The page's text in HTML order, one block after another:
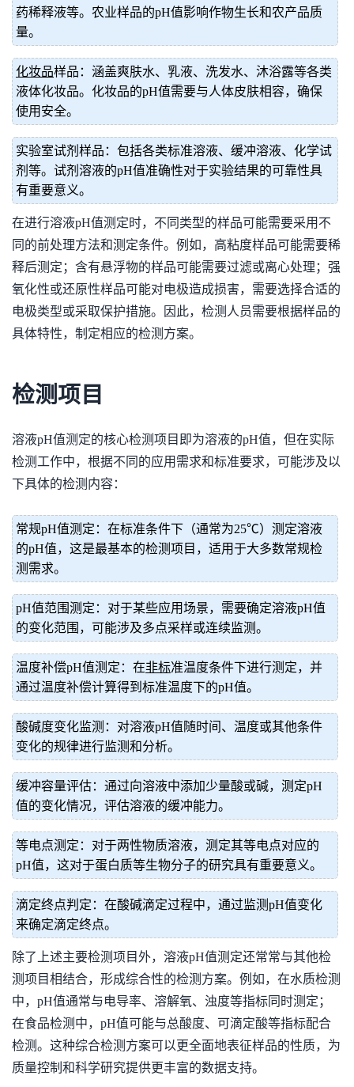
药稀释液等。农业样品的pH值影响作物生长和农产品质
量。
化妆品样品：涵盖爽肤水、乳液、洗发水、沐浴露等各类
液体化妆品。化妆品的pH值需要与人体皮肤相容，确保
使用安全。
实验室试剂样品：包括各类标准溶液、缓冲溶液、化学试
剂等。试剂溶液的pH值准确性对于实验结果的可靠性具
有重要意义。
在进行溶液pH值测定时，不同类型的样品可能需要采用不
同的前处理方法和测定条件。例如，高粘度样品可能需要稀
释后测定；含有悬浮物的样品可能需要过滤或离心处理；强
氧化性或还原性样品可能对电极造成损害，需要选择合适的
电极类型或采取保护措施。因此，检测人员需要根据样品的
具体特性，制定相应的检测方案。
检测项目
溶液pH值测定的核心检测项目即为溶液的pH值，但在实际
检测工作中，根据不同的应用需求和标准要求，可能涉及以
下具体的检测内容：
常规pH值测定：在标准条件下（通常为25℃）测定溶液
的pH值，这是最基本的检测项目，适用于大多数常规检
测需求。
pH值范围测定：对于某些应用场景，需要确定溶液pH值
的变化范围，可能涉及多点采样或连续监测。
温度补偿pH值测定：在非标准温度条件下进行测定，并
通过温度补偿计算得到标准温度下的pH值。
酸碱度变化监测：对溶液pH值随时间、温度或其他条件
变化的规律进行监测和分析。
缓冲容量评估：通过向溶液中添加少量酸或碱，测定pH
值的变化情况，评估溶液的缓冲能力。
等电点测定：对于两性物质溶液，测定其等电点对应的
pH值，这对于蛋白质等生物分子的研究具有重要意义。
滴定终点判定：在酸碱滴定过程中，通过监测pH值变化
来确定滴定终点。
除了上述主要检测项目外，溶液pH值测定还常常与其他检
测项目相结合，形成综合性的检测方案。例如，在水质检测
中，pH值通常与电导率、溶解氧、浊度等指标同时测定；
在食品检测中，pH值可能与总酸度、可滴定酸等指标配合
检测。这种综合检测方案可以更全面地表征样品的性质，为
质量控制和科学研究提供更丰富的数据支持。